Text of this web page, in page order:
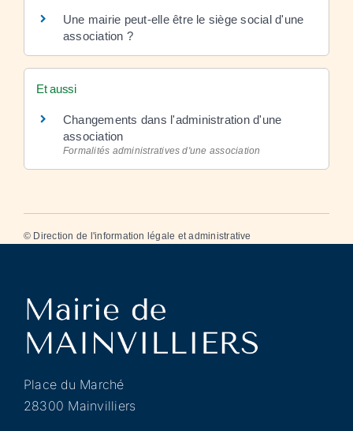
Une mairie peut-elle être le siège social d'une
association ?
Et aussi
Changements dans l'administration d'une
association
Formalités administratives d'une association
© Direction de l'information légale et administrative
Place du Marché
28300 Mainvilliers